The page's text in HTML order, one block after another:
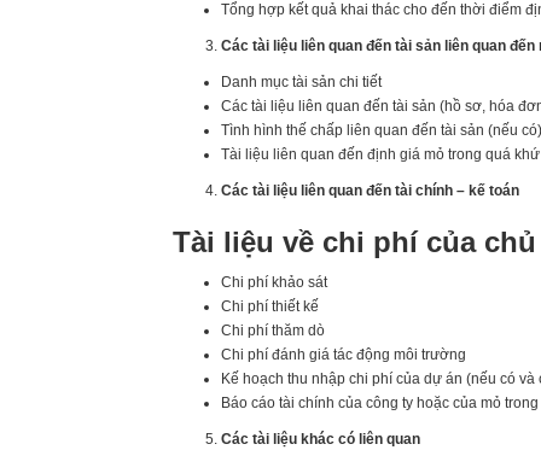
Tổng hợp kết quả khai thác cho đến thời điểm
Các tài liệu liên quan đến tài sản liên quan đến
Danh mục tài sản chi tiết
Các tài liệu liên quan đến tài sản (hồ sơ, hóa
Tình hình thế chấp liên quan đến tài sản (nếu có)
Tài liệu liên quan đến định giá mỏ trong quá khứ
Các tài liệu liên quan đến tài chính – kế toán
Tài liệu về chi phí của
Chi phí khảo sát
Chi phí thiết kế
Chi phí thăm dò
Chi phí đánh giá tác động môi trường
Kế hoạch thu nhập chi phí của dự án (nếu có
Báo cáo tài chính của công ty hoặc của mỏ
Các tài liệu khác có liên quan